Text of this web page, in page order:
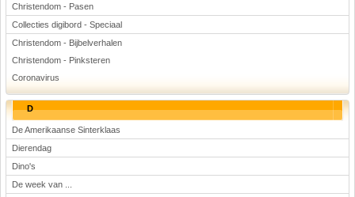
Christendom - Pasen
Collecties digibord - Speciaal
Christendom - Bijbelverhalen
Christendom - Pinksteren
Coronavirus
D
De Amerikaanse Sinterklaas
Dierendag
Dino's
De week van ...